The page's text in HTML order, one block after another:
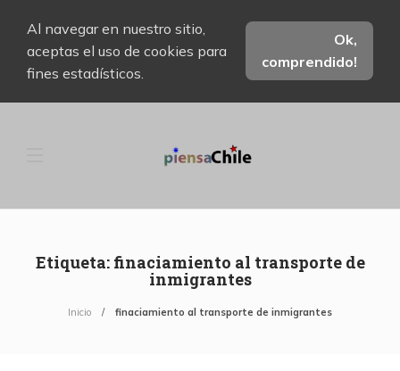
Al navegar en nuestro sitio,
aceptas el uso de cookies para
fines estadísticos.
Ok,
comprendido!
Etiqueta: finaciamiento al transporte de
inmigrantes
Inicio finaciamiento al transporte de inmigrantes